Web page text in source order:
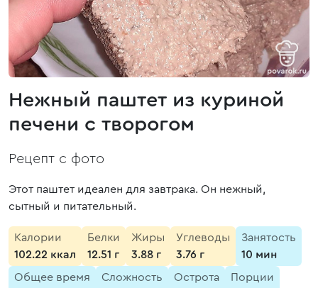
Нежный паштет из куриной
печени с творогом
Рецепт с фото
Этот паштет идеален для завтрака. Он нежный,
сытный и питательный.
Калории
102.22 ккал
Белки
12.51 г
Жиры
3.88 г
Углеводы
3.76 г
Занятость
10 мин
Общее время
Сложность
Острота
Порции